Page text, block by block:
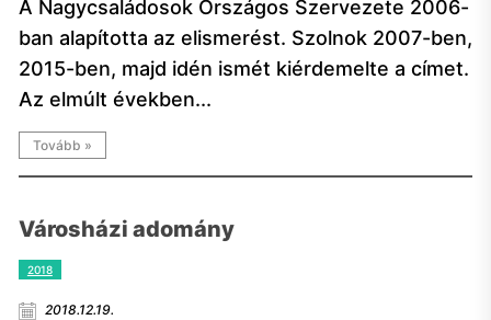
A Nagycsaládosok Országos Szervezete 2006-
ban alapította az elismerést. Szolnok 2007-ben,
2015-ben, majd idén ismét kiérdemelte a címet.
Az elmúlt években...
Tovább »
Városházi adomány
2018
2018.12.19.